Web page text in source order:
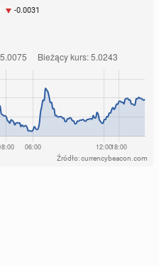
-0.0031
Źródło: currencybeacon.com